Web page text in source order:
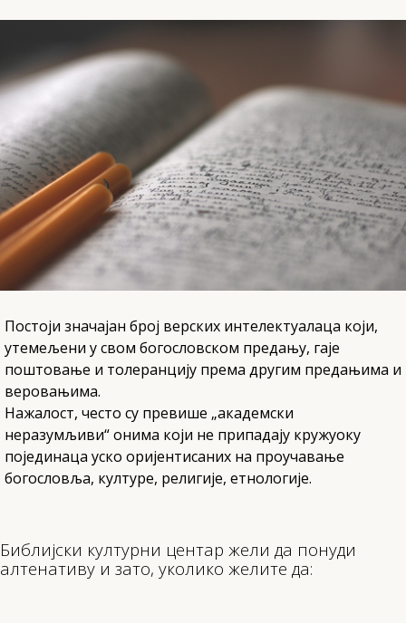
Постоји значајан број верских интелектуалаца који,
утемељени у свом богословском предању, гаје
поштовање и толеранцију према другим предањима и
веровањима.
Нажалост, често су превише „академски
неразумљиви“ онима који не припадају кружуоку
појединаца уско оријентисаних на проучавање
богословља, културе, религије, етнологије.
Библијски културни центар жели да понуди
алтенативу и зато, уколико желите да: